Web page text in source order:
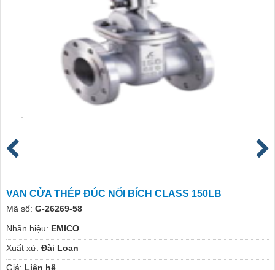
VAN CỬA THÉP ĐÚC NỐI BÍCH CLASS 150LB
Mã số: G-26269-58
Nhãn hiệu: EMICO
Xuất xứ: Đài Loan
Giá: Liên hệ